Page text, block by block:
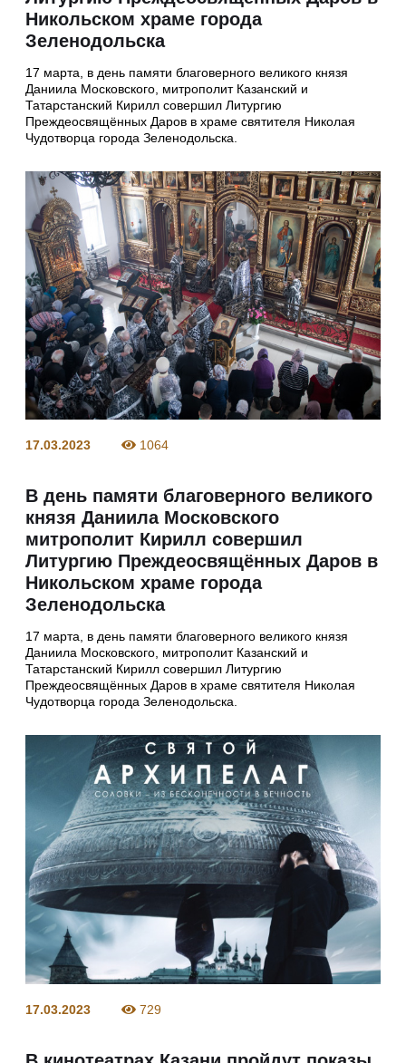
Никольском храме города
Зеленодольска
17 марта, в день памяти благоверного великого князя
Даниила Московского, митрополит Казанский и
Татарстанский Кирилл совершил Литургию
Преждеосвящённых Даров в храме святителя Николая
Чудотворца города Зеленодольска.
17.03.2023 1064
В день памяти благоверного великого
князя Даниила Московского
митрополит Кирилл совершил
Литургию Преждеосвящённых Даров в
Никольском храме города
Зеленодольска
17 марта, в день памяти благоверного великого князя
Даниила Московского, митрополит Казанский и
Татарстанский Кирилл совершил Литургию
Преждеосвящённых Даров в храме святителя Николая
Чудотворца города Зеленодольска.
17.03.2023 729